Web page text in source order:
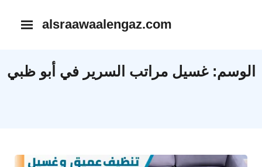
alsraawaalengaz.com
الوسم:غسيل مراتب السرير في أبو ظبي